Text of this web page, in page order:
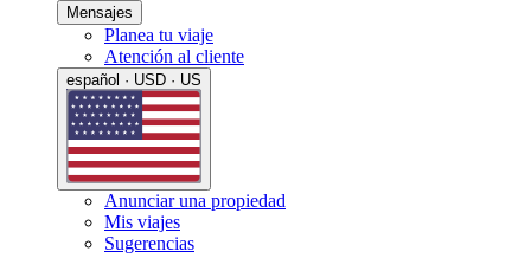
Mensajes
Planea tu viaje
Atención al cliente
español · USD · US
Anunciar una propiedad
Mis viajes
Sugerencias